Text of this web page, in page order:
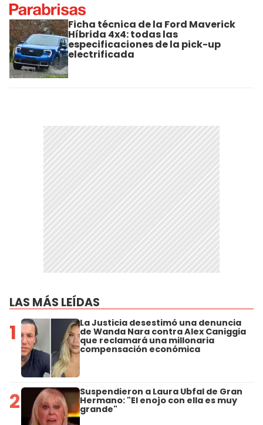
Ficha técnica de la Ford Maverick
Híbrida 4x4: todas las
especificaciones de la pick-up
electrificada
LAS MÁS LEÍDAS
1 La Justicia desestimó una denuncia
de Wanda Nara contra Alex Caniggia
que reclamará una millonaria
compensación económica
2 Suspendieron a Laura Ubfal de Gran
Hermano: "El enojo con ella es muy
grande"